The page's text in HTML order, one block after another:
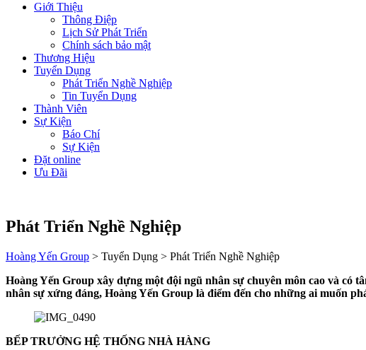
Giới Thiệu
Thông Điệp
Lịch Sử Phát Triển
Chính sách bảo mật
Thương Hiệu
Tuyển Dụng
Phát Triển Nghề Nghiệp
Tin Tuyển Dụng
Thành Viên
Sự Kiện
Báo Chí
Sự Kiện
Đặt online
Ưu Đãi
Phát Triển Nghề Nghiệp
Hoàng Yến Group > Tuyển Dụng > Phát Triển Nghề Nghiệp
Hoàng Yến Group xây dựng một đội ngũ nhân sự chuyên môn cao và có
nhân sự xứng đáng, Hoàng Yến Group là điểm đến cho những ai muốn
BẾP TRƯỞNG HỆ THỐNG NHÀ HÀNG